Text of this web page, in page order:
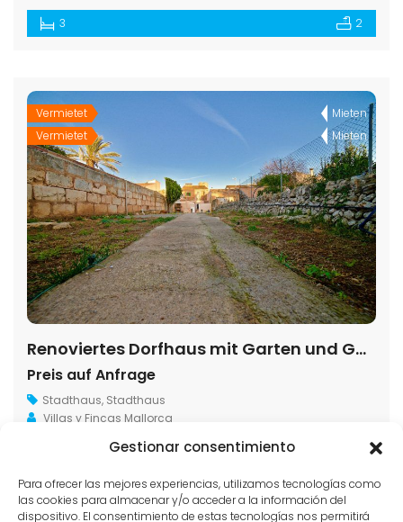
Gestionar consentimiento
Para ofrecer las mejores experiencias, utilizamos tecnologías como
las cookies para almacenar y/o acceder a la información del
dispositivo. El consentimiento de estas tecnologías nos permitirá
3 2
Vermietet
Vermietet
Mieten
Mieten
Renoviertes Dorfhaus mit Garten und Garage in Santanyí
Preis auf Anfrage
Stadthaus, Stadthaus
Villas y Fincas Mallorca
4